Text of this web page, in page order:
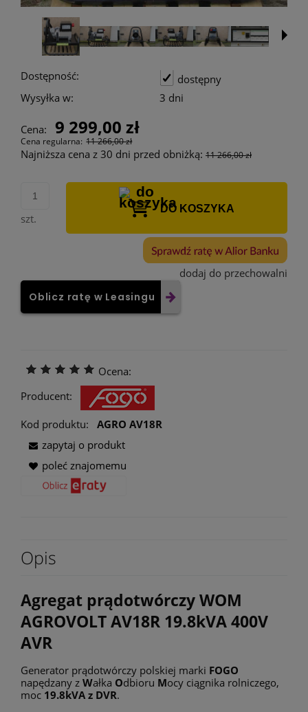
Dostępność:
dostępny
Wysyłka w:
3 dni
Cena: 9 299,00 zł
Cena regularna: 11 266,00 zł
Najniższa cena z 30 dni przed obniżką: 11 266,00 zł
szt.
DO KOSZYKA
dodaj do przechowalni
Oblicz ratę w Leasingu
Ocena:
Producent:
Kod produktu:
AGRO AV18R
zapytaj o produkt
poleć znajomemu
Opis
Agregat prądotwórczy WOM
AGROVOLT AV18R 19.8kVA 400V
AVR
Generator prądotwórczy polskiej marki FOGO
napędzany z Wałka Odbioru Mocy ciągnika rolniczego,
moc 19.8kVA z DVR.